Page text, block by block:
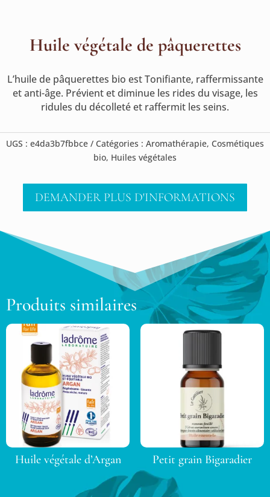
Huile végétale de pâquerettes
L’huile de pâquerettes bio est Tonifiante, raffermissante
et anti-âge. Prévient et diminue les rides du visage, les
ridules du décolleté et raffermit les seins.
UGS : e4da3b7fbbce Catégories : Aromathérapie, Cosmétiques
bio, Huiles végétales
DEMANDER PLUS D'INFORMATIONS
Produits similaires
Huile végétale d’Argan Petit grain Bigaradier